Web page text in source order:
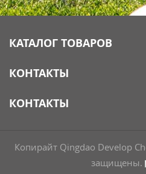
КАТАЛОГ ТОВАРОВ
КОНТАКТЫ
КОНТАКТЫ
Копирайт Qingdao Develop
защищены.